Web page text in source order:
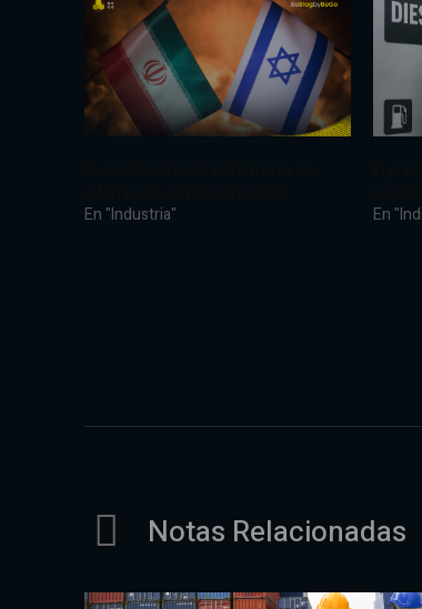
En "Industria"
En
Notas Relacionadas